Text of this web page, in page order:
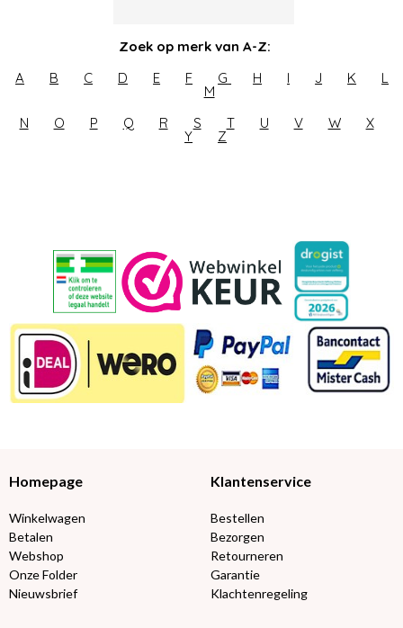
Zoek op merk van A-Z:
A
B C D E F G H I J K L
M
N
O P Q R S T U V W X
Y Z
Homepage
Winkelwagen
Betalen
Webshop
Onze Folder
Nieuwsbrief
Klantenservice
Bestellen
Bezorgen
Retourneren
Garantie
Klachtenregeling